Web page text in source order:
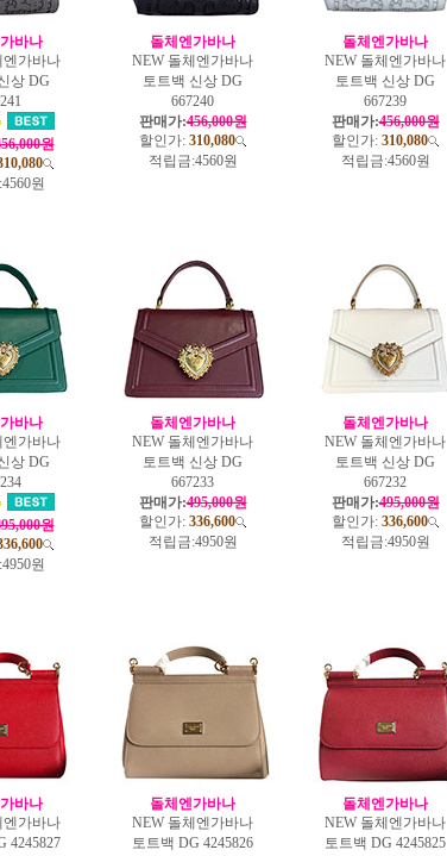
바나
엔가바나
상 DG
원
4560원
돌체엔가바나
NEW 돌체엔가바나
토트백 신상 DG
667240
판매가:456,000원
할인가: 310,080
적립금:4560원
돌체엔가바나
NEW 돌체엔가바나
토트백 신상 DG
667239
판매가:456,000원
할인가: 310,080
적립금:4560원
바나
엔가바나
상 DG
원
4950원
돌체엔가바나
NEW 돌체엔가바나
토트백 신상 DG
667233
판매가:495,000원
할인가: 336,600
적립금:4950원
돌체엔가바나
NEW 돌체엔가바나
토트백 신상 DG
667232
판매가:495,000원
할인가: 336,600
적립금:4950원
바나
엔가바나
4245827
돌체엔가바나
NEW 돌체엔가바나
토트백 DG 4245826
돌체엔가바나
NEW 돌체엔가바나
토트백 DG 4245825